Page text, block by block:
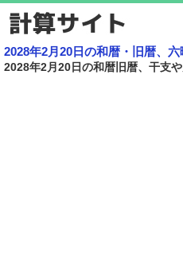
2028年2月20日の和暦・旧暦、
2028年2月20日の和暦旧暦、干支や